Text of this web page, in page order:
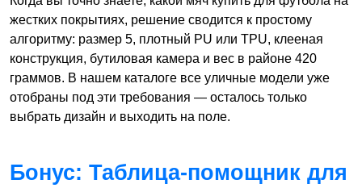
жестких покрытиях, решение сводится к простому
алгоритму: размер 5, плотный PU или TPU, клееная
конструкция, бутиловая камера и вес в районе 420
граммов. В нашем каталоге все уличные модели уже
отобраны под эти требования — осталось только
выбрать дизайн и выходить на поле.
Бонус: Таблица-помощник для